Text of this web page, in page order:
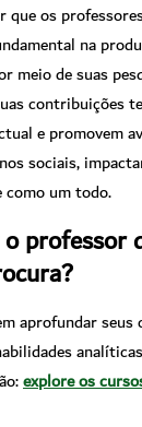
que os
na
meio de suas
contribuições
e promovem
sociais,
como um todo.
professor
aprofundar seus
explore os